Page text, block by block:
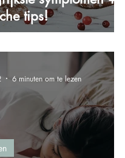
tips!
6 minuten om te lezen